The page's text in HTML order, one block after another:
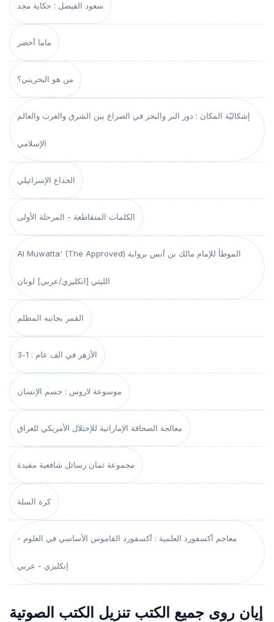
سعود الفيصل : حكاية مجد
ماما أخضر
من هو البحريني؟
إشكاليّة المكان : دور البر والبحر في الصراع بين الشرق والغرب والعالم
الإسلامي
الخداع الإسرائيلي
الكلمات المتقاطعة - المرحلة الأولى
Al Muwatta' (The Approved) الموطأ للإمام مالك بن أنس برواية
الليثي [انكليزي/عربي] لونان
القمر بجانبه المظلم
الأزهر في الف عام : 1-3
موسوعة لاروس : جسم الإنسان
معالجة الصحافة الإماراتية للإحتلال الأمريكي للعراق
مجموعة ثمان رسائل شافعية مفيدة
كرة السلة
معاجم أكسفورد العلمية : أكسفورد القاموس الأساسي في العلوم -
إنكليزي - عربي
إيان روى جميع الكتب تنزيل الكتب الصوتية